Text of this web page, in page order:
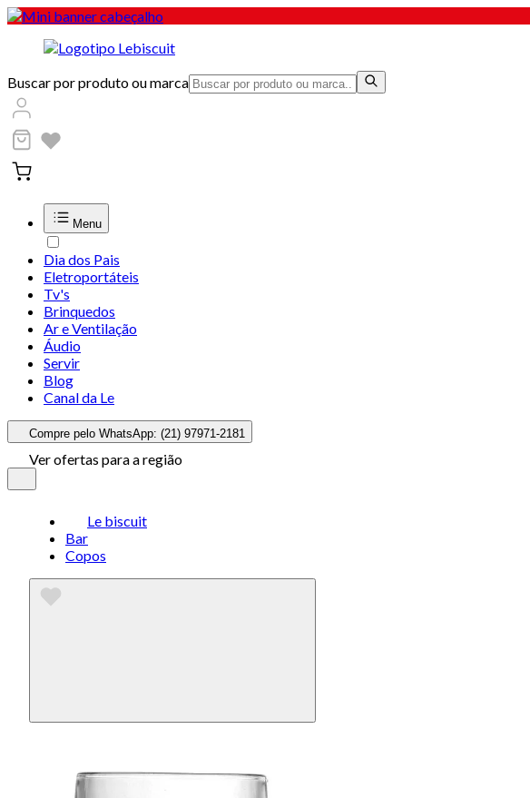
Buscar por produto ou marca
Menu
Dia dos Pais
Eletroportáteis
Tv's
Brinquedos
Ar e Ventilação
Áudio
Servir
Blog
Canal da Le
Compre pelo WhatsApp: (21) 97971-2181
Ver ofertas para a região
Le biscuit
Bar
Copos